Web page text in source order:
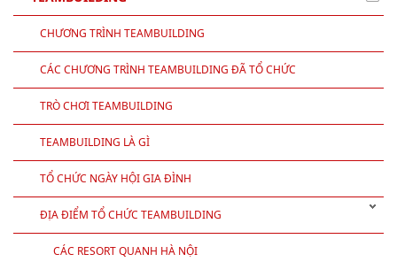
CHO THUÊ RỐI HƠI, RỐI BAY
CHO THUÊ BẢNG FLIPCHART
TEAMBUILDING
CHƯƠNG TRÌNH TEAMBUILDING
CÁC CHƯƠNG TRÌNH TEAMBUILDING ĐÃ TỔ CHỨC
TRÒ CHƠI TEAMBUILDING
TEAMBUILDING LÀ GÌ